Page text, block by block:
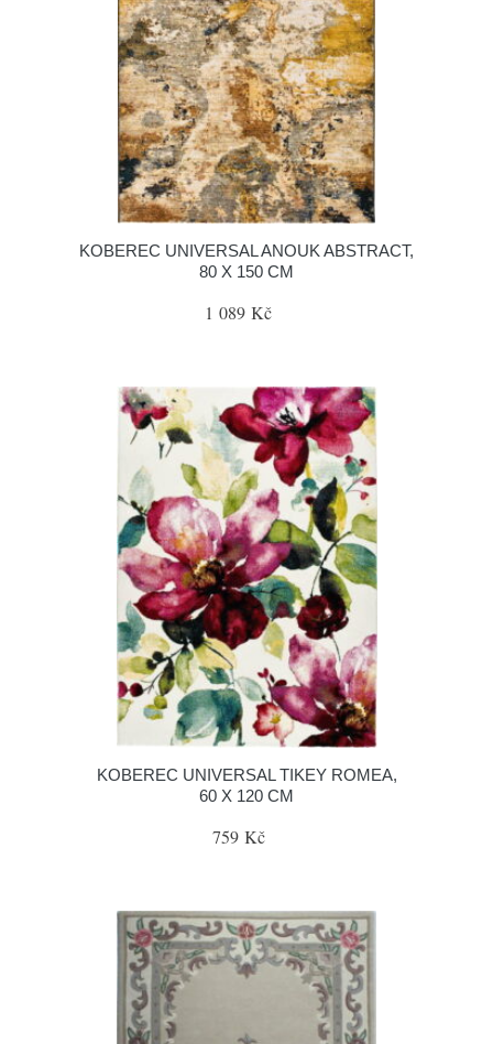
KOBEREC UNIVERSAL ANOUK ABSTRACT,
80 X 150 CM
1 089 Kč
KOBEREC UNIVERSAL TIKEY ROMEA,
60 X 120 CM
759 Kč